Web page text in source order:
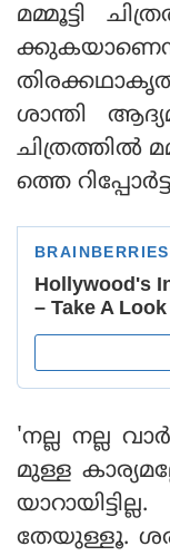
മമ്മൂട്ടി
ശാന്തി
ചിത്രത്തിൽ
ത്തെ
'നല്ല നല്ല
മുള്ള
തേയുള്ളൂ.